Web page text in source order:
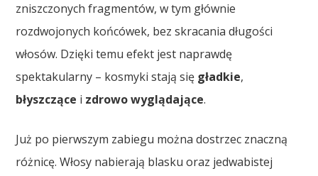
zniszczonych fragmentów, w tym głównie
rozdwojonych końcówek, bez skracania długości
włosów. Dzięki temu efekt jest naprawdę
spektakularny – kosmyki stają się gładkie,
błyszczące i zdrowo wyglądające.
Już po pierwszym zabiegu można dostrzec znaczną
różnicę. Włosy nabierają blasku oraz jedwabistej